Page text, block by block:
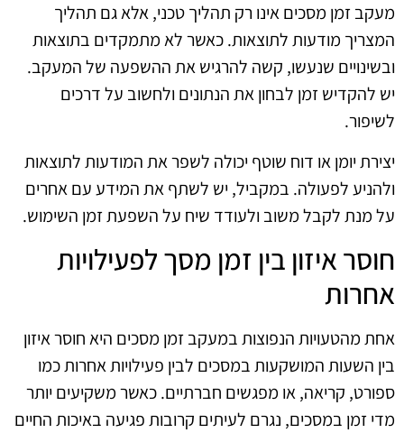
מעקב זמן מסכים אינו רק תהליך טכני, אלא גם תהליך
המצריך מודעות לתוצאות. כאשר לא מתמקדים בתוצאות
ובשינויים שנעשו, קשה להרגיש את ההשפעה של המעקב.
יש להקדיש זמן לבחון את הנתונים ולחשוב על דרכים
לשיפור.
יצירת יומן או דוח שוטף יכולה לשפר את המודעות לתוצאות
ולהניע לפעולה. במקביל, יש לשתף את המידע עם אחרים
על מנת לקבל משוב ולעודד שיח על השפעת זמן השימוש.
חוסר איזון בין זמן מסך לפעילויות
אחרות
אחת מהטעויות הנפוצות במעקב זמן מסכים היא חוסר איזון
בין השעות המושקעות במסכים לבין פעילויות אחרות כמו
ספורט, קריאה, או מפגשים חברתיים. כאשר משקיעים יותר
מדי זמן במסכים, נגרם לעיתים קרובות פגיעה באיכות החיים